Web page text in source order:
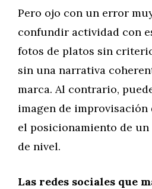
Pero ojo con un error
confundir actividad con
fotos de platos sin
sin una narrativa
marca. Al contrario,
imagen de improvisación
el posicionamiento de
de nivel.
Las redes sociales que